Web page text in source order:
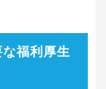
福利厚生